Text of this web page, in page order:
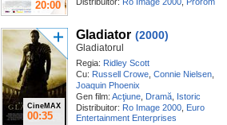
20:00
CineMAX
00:35
Gladiator (2000)
Gladiatorul
Regia: Ridley Scott
Cu: Russell Crowe Connie Nielsen
Joaquin Phoenix
Gen film: Acţiune Dramă Istoric
Distribuitor: Ro Image 2000 Euro
Entertainment Enterprises